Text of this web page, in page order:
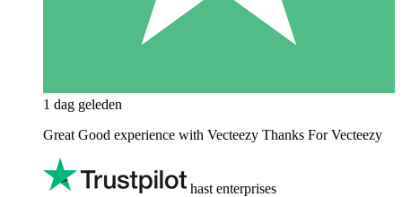
1 dag geleden
Great Good experience with Vecteezy Thanks For Vecteezy
hast enterprises